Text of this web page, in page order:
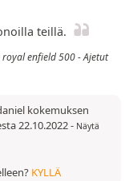
teillä.
enfield 500 - Ajetut
kokemuksen
22.10.2022- Näytä
KYLLÄ